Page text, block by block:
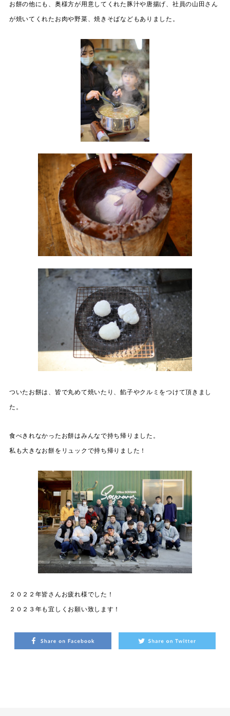
お餅の他にも、奥様方が用意してくれた豚汁や唐揚げ、社員の山田さん
が焼いてくれたお肉や野菜、焼きそばなどもありました。
ついたお餅は、皆で丸めて焼いたり、餡子やクルミをつけて頂きまし
た。
食べきれなかったお餅はみんなで持ち帰りました。
私も大きなお餅をリュックで持ち帰りました！
２０２２年皆さんお疲れ様でした！
２０２３年も宜しくお願い致します！